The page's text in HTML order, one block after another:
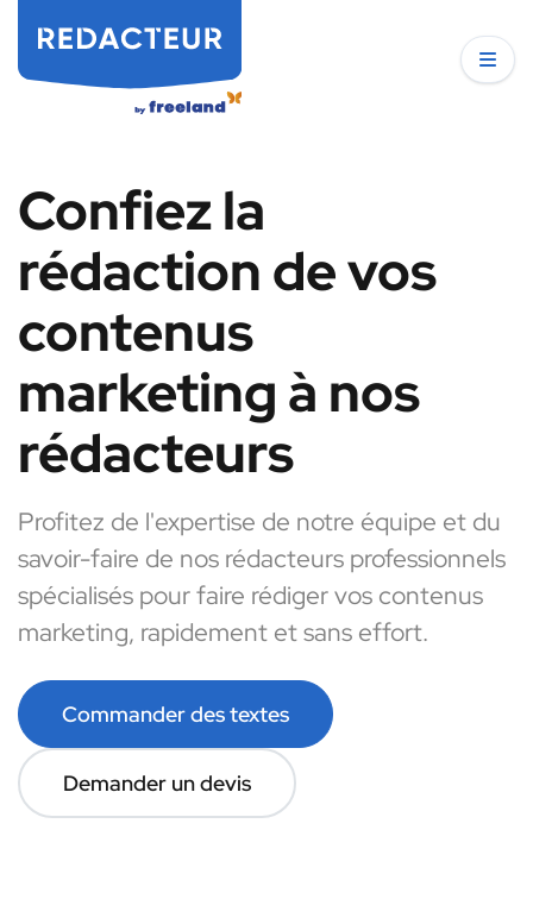
Confiez la
rédaction de vos
contenus
marketing à nos
rédacteurs
Profitez de l'expertise de notre équipe et du
savoir-faire de nos rédacteurs professionnels
spécialisés pour faire rédiger vos contenus
marketing, rapidement et sans effort.
Commander des textes
Demander un devis